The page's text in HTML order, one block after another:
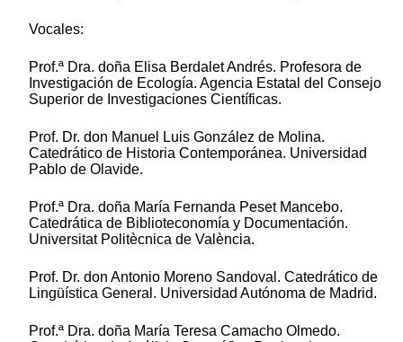
Vocales:
Prof.ª Dra. doña Elisa Berdalet Andrés. Profesora de
Investigación de Ecología. Agencia Estatal del Consejo
Superior de Investigaciones Científicas.
Prof. Dr. don Manuel Luis González de Molina.
Catedrático de Historia Contemporánea. Universidad
Pablo de Olavide.
Prof.ª Dra. doña María Fernanda Peset Mancebo.
Catedrática de Biblioteconomía y Documentación.
Universitat Politècnica de València.
Prof. Dr. don Antonio Moreno Sandoval. Catedrático de
Lingüística General. Universidad Autónoma de Madrid.
Prof.ª Dra. doña María Teresa Camacho Olmedo.